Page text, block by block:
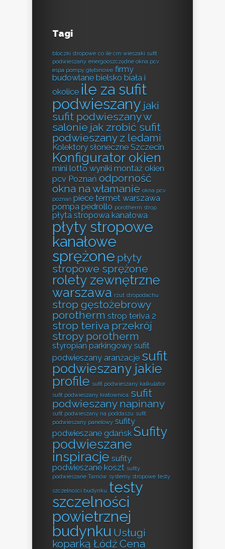
Tagi
bloczki stropowe co ile cm wieszaki sufit
podwieszany energooszczędne okna pcv
espa pompy głębinowe firmy
budowlane bielsko biała i
okolice ile za sufit
podwieszany jaki
sufit podwieszany w
salonie jak zrobić sufit
podwieszany z ledami
Kolektory słoneczne Szczecin
Konfigurator okien
mini lotto wyniki montaż okien
pcv Poznań odporność
okna na włamanie okna pcv
poznań piece termet warszawa
pompa pedrollo porotherm strop
płyta stropowa kanałowa
płyty stropowe
kanałowe
sprężone płyty
stropowe sprężone
rolety zewnętrzne
warszawa rzut stropodachu
strop gęstożebrowy
porotherm strop teriva 2
strop teriva przekrój
stropy porotherm
styropian parkingowy sufit
podwieszany aranżacje sufit
podwieszany jakie
profile sufit podwieszany kalkulator
sufit podwieszany kratownica sufit
podwieszany napinany
sufit podwieszany na poddaszu sufit
podwieszany panelowy sufity
podwieszane gdańsk Sufity
podwieszane
inspiracje sufity
podwieszane koszt sufity
podwieszane Tarnów systemy stropowe testy
szczelności budynku testy
szczelności
powietrznej
budynku Usługi
koparką Łódź Cena